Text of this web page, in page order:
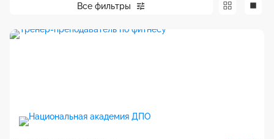
Все фильтры